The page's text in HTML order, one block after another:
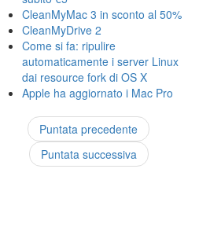
CleanMyMac 3 in sconto al 50%
CleanMyDrive 2
Come si fa: ripulire
automaticamente i server Linux
dai resource fork di OS X
Apple ha aggiornato i Mac Pro
Puntata precedente
Puntata successiva